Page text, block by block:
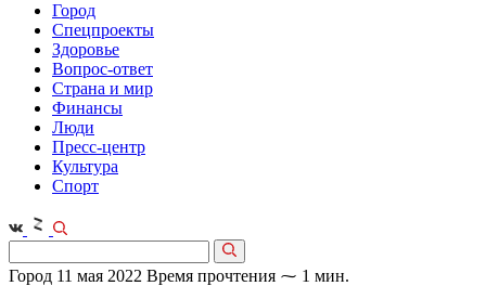
Город
Спецпроекты
Здоровье
Вопрос-ответ
Страна и мир
Финансы
Люди
Пресс-центр
Культура
Спорт
Город 11 мая 2022 Время прочтения ⁓ 1 мин.